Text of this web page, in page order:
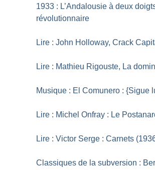
1933 : L’Andalousie à deux
révolutionnaire
Lire : John Holloway, Crack
Lire : Mathieu Rigouste, La
Musique : El Comunero : {Sigue
Lire : Michel Onfray : Le
Lire : Victor Serge : Carnets
Classiques de la subversion :